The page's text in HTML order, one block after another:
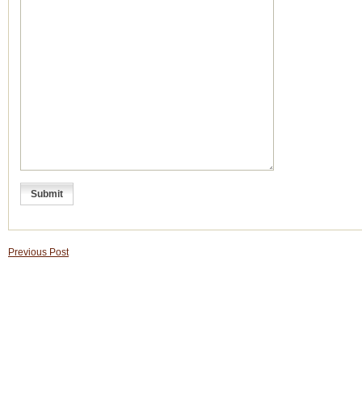
Previous Post